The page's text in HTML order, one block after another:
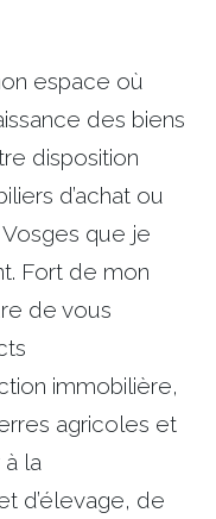
espace où
des biens
disposition
d’achat ou
que je
Fort de mon
de vous
immobilière,
agricoles et
à la
d’élevage, de